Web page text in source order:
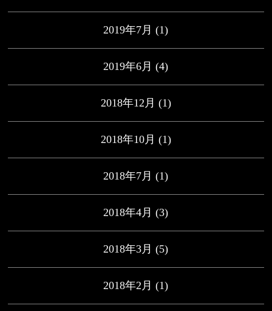
2019年7月 (1)
2019年6月 (4)
2018年12月 (1)
2018年10月 (1)
2018年7月 (1)
2018年4月 (3)
2018年3月 (5)
2018年2月 (1)